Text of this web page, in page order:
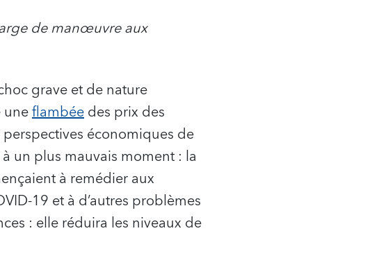
de manœuvre aux
grave et de nature
uneflambéedes prix des
économiques de
un plus mauvais moment : la
à remédier aux
19 et à d’autres problèmes
: elle réduira les niveaux de